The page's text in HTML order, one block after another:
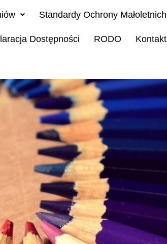
Standardy Ochrony Małoletnich
Dostępności RODO Kontakt